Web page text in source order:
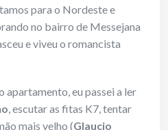
para o Nordeste e
no bairro de Messejana
e viveu o romancista
apartamento, eu passei a ler
, escutar as fitas K7, tentar
mais velho (Glaucio